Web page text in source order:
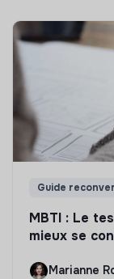
Guide
MBTI : Le
mieux se
Marianne